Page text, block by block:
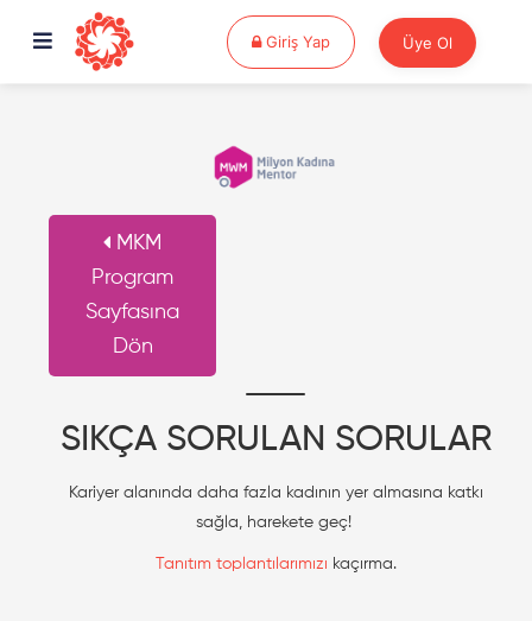
Giriş YapGiriş Yap Üye Ol
MKM
Program
Sayfasına
Dön
SIKÇA SORULAN SORULAR
Kariyer alanında daha fazla kadının yer almasına katkı
sağla, harekete geç!
Tanıtım toplantılarımızı kaçırma.